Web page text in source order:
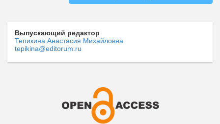
Выпускающий редактор
Тепикина Анастасия Михайловна
tepikina@editorum.ru